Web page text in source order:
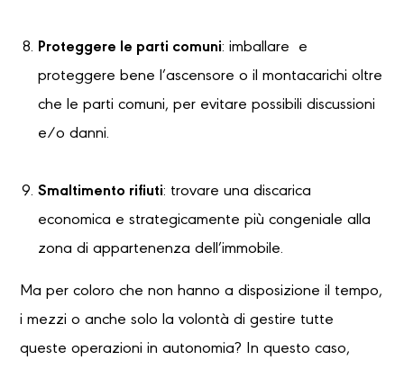
Proteggere le parti comuni: imballare e
proteggere bene l’ascensore o il montacarichi oltre
che le parti comuni, per evitare possibili discussioni
e/o danni.
Smaltimento rifiuti: trovare una discarica
economica e strategicamente più congeniale alla
zona di appartenenza dell’immobile.
Ma per coloro che non hanno a disposizione il tempo,
i mezzi o anche solo la volontà di gestire tutte
queste operazioni in autonomia? In questo caso,